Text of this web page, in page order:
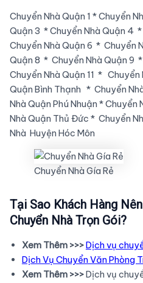
Chuyển Nhà Quận 1 * Chuyển
Quận 3 * Chuyển Nhà Quận 4
Chuyển Nhà Quận 6 * Chuyển
Quận 8 * Chuyển Nhà Quận 9
Chuyển Nhà Quận 11 *
Quận Bình Thạnh * Chuyển
Nhà Quận Phú Nhuận * Chuyển
Nhà Quận Thủ Đức * Chuyển
Nhà Huyện Hóc Môn
Chuyển Nhà Gía Rẻ
Tại Sao Khách Hàng
Chuyển Nhà Trọn Gói?
Xem Thêm >>>Dịch vụ
Dịch Vụ Chuyển Văn Phòng
Xem Thêm >>>Dịch vụ